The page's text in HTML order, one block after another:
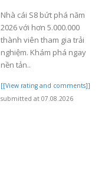
Nhà cái S8 bứt phá năm
2026 với hơn 5.000.000
thành viên tham gia trải
nghiệm. Khám phá ngay
nền tản..
[[View rating and comments]]
submitted at 07.08.2026